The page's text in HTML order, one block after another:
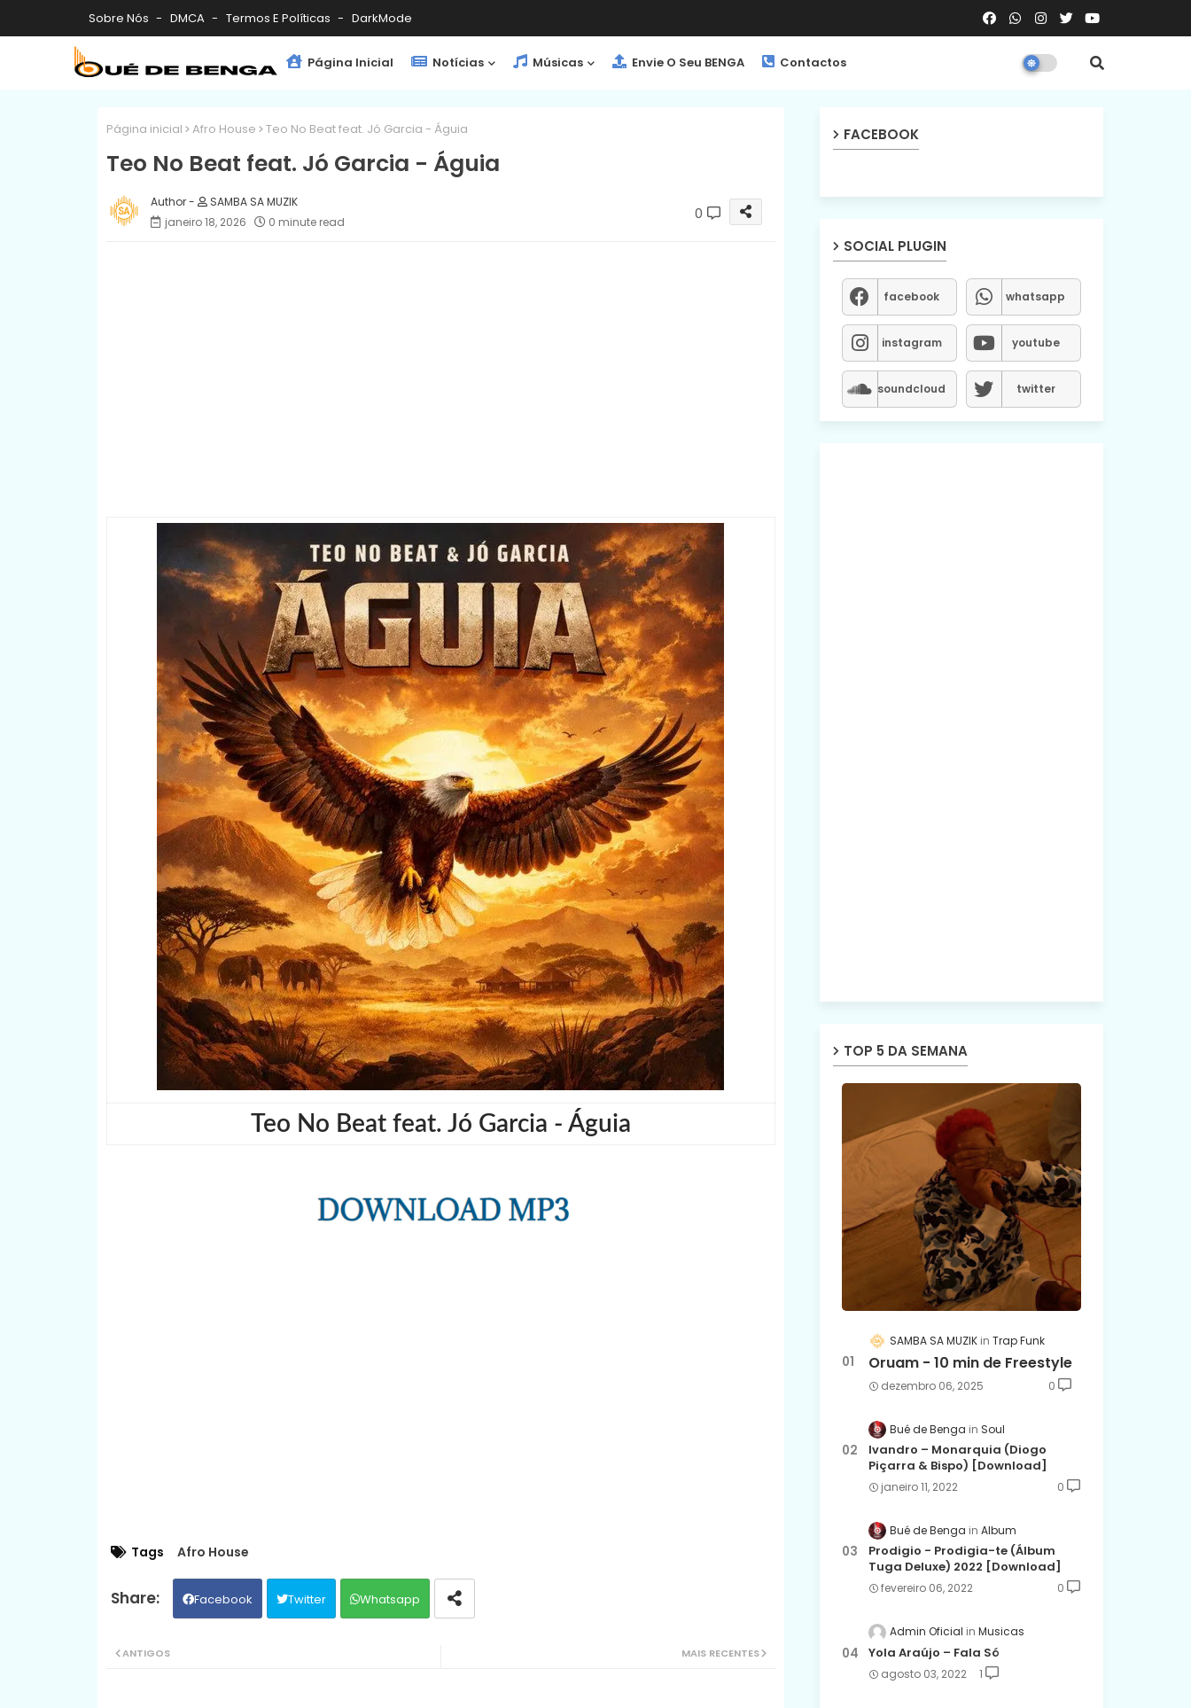
Sobre Nós DMCA Termos E Políticas DarkMode
Página Inicial Notícias Músicas Envie O Seu BENGA Contactos
Página inicial Afro House Teo No Beat feat. Jó Garcia - Águia
Teo No Beat feat. Jó Garcia - Águia
SAMBA SA MUZIK
janeiro 18, 2026
0 minute read 0
Teo No Beat feat. Jó Garcia - Águia
Tags Afro House
Facebook Twitter Whatsapp
MAIS RECENTES
ANTIGOS
FACEBOOK
SOCIAL PLUGIN
facebook whatsapp
instagram youtube
soundcloud twitter
TOP 5 DA SEMANA
SAMBA SA MUZIK Trap Funk
Oruam - 10 min de Freestyle
dezembro 06, 2025 0
Bué de Benga Soul
Ivandro – Monarquia (Diogo
Piçarra & Bispo) [Download]
janeiro 11, 2022 0
Bué de Benga Album
Prodigio - Prodigia-te (Álbum
Tuga Deluxe) 2022 [Download]
fevereiro 06, 2022 0
Admin Oficial Musicas
Yola Araújo – Fala Só
agosto 03, 2022 1